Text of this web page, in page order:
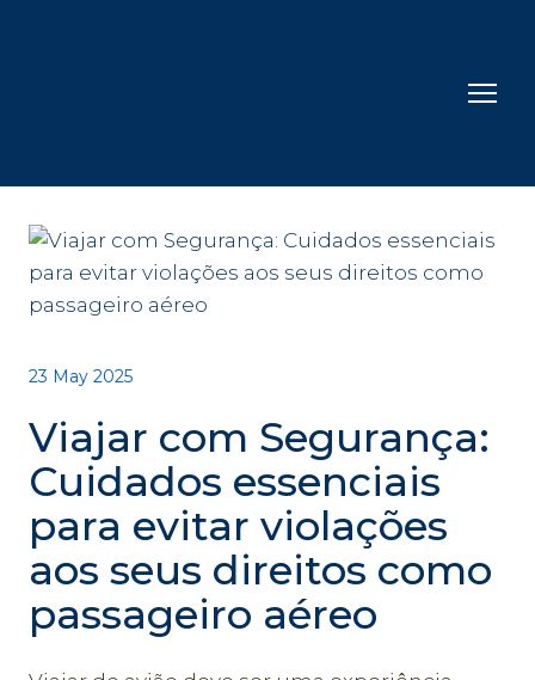
23 May 2025
Viajar com Segurança:
Cuidados essenciais
para evitar violações
aos seus direitos como
passageiro aéreo